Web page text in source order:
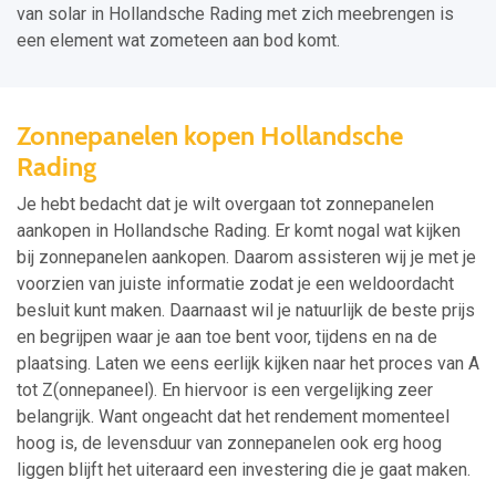
van solar in Hollandsche Rading met zich meebrengen is
een element wat zometeen aan bod komt.
Zonnepanelen kopen Hollandsche
Rading
Je hebt bedacht dat je wilt overgaan tot zonnepanelen
aankopen in Hollandsche Rading. Er komt nogal wat kijken
bij zonnepanelen aankopen. Daarom assisteren wij je met je
voorzien van juiste informatie zodat je een weldoordacht
besluit kunt maken. Daarnaast wil je natuurlijk de beste prijs
en begrijpen waar je aan toe bent voor, tijdens en na de
plaatsing. Laten we eens eerlijk kijken naar het proces van A
tot Z(onnepaneel). En hiervoor is een vergelijking zeer
belangrijk. Want ongeacht dat het rendement momenteel
hoog is, de levensduur van zonnepanelen ook erg hoog
liggen blijft het uiteraard een investering die je gaat maken.